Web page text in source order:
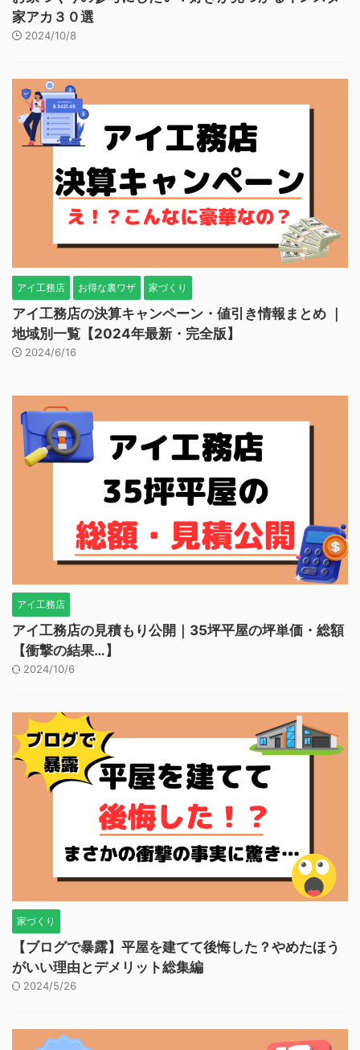
家アカ３０選
2024/10/8
アイ工務店 お得な裏ワザ 家づくり
アイ工務店の決算キャンペーン・値引き情報まとめ ｜
地域別一覧【2024年最新・完全版】
2024/6/16
アイ工務店
アイ工務店の見積もり公開｜35坪平屋の坪単価・総額
【衝撃の結果…】
2024/10/6
家づくり
【ブログで暴露】平屋を建てて後悔した？やめたほう
がいい理由とデメリット総集編
2024/5/26